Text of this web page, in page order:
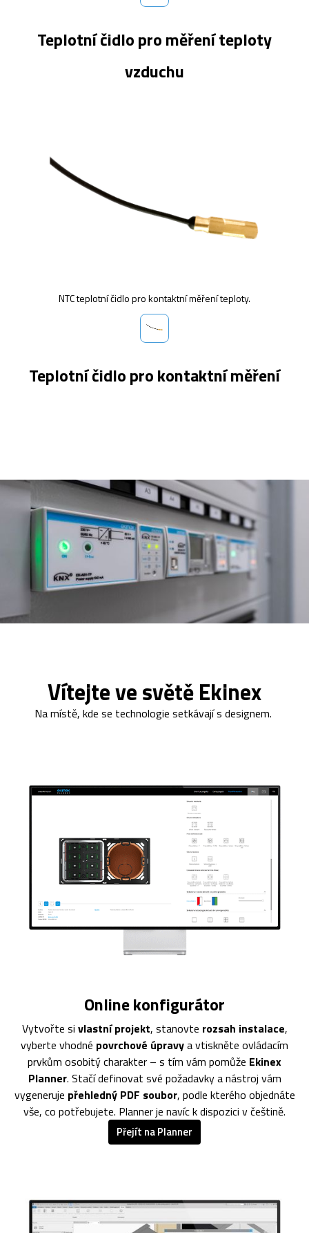
Teplotní čidlo pro měření teploty
vzduchu
NTC teplotní čidlo pro kontaktní měření teploty.
Teplotní čidlo pro kontaktní měření
Vítejte ve světě Ekinex
Na místě, kde se technologie setkávají s designem.
Online konfigurátor
Vytvořte si vlastní projekt, stanovte rozsah instalace,
vyberte vhodné povrchové úpravya vtiskněte ovládacím
prvkům osobitý charakter – s tím vám pomůže Ekinex
Planner. Stačí definovat své požadavky a nástroj vám
vygeneruje přehledný PDF soubor, podle kterého objednáte
vše, co potřebujete. Planner je navíc k dispozici v češtině.
Přejít na Planner